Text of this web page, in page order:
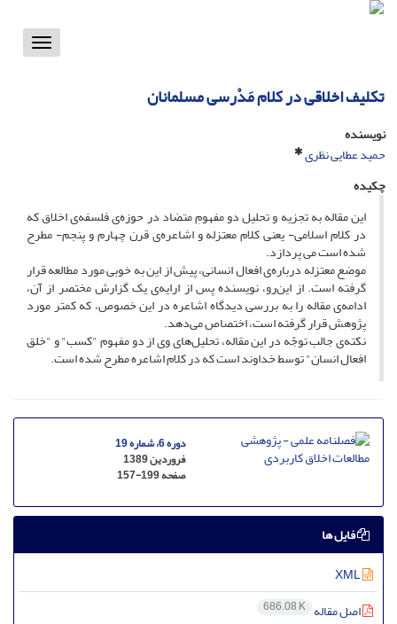
Toggle
تکلیف اخلاقی در کلام مَدْرسی مسلمانان
نویسنده
حمید عطایی نظری
چکیده
این مقاله به تجزیه و تحلیل دو مفهومِ متضاد در حوزه‌ی فلسفه‌ی اخلاق که
در کلام اسلامی- یعنی کلام معتزله و اشاعره‌ی قرن چهارم و پنجم- مطرح
شده است می پردازد.
موضع معتزله درباره‌ی افعال انسانی، پیش از این به خوبی مورد مطالعه قرار
گرفته است. از این‌رو، نویسنده پس از ارایه‌ی یک گزارش مختصر از آن،
ادامه‌ی مقاله را به بررسی دیدگاه اشاعره در این خصوص، که کمتر مورد
پژوهش قرار گرفته است، اختصاص می‌دهد.
نکته‌ی جالب توجّه در این مقاله، تحلیل‌های وی از دو مفهوم "کسب" و "خلق
افعال انسان" توسط خداوند است که در کلام اشاعره مطرح شده است.
دوره 6، شماره 19
فروردین 1389
صفحه157-199
فایل ها
اصل مقاله 686.08 K